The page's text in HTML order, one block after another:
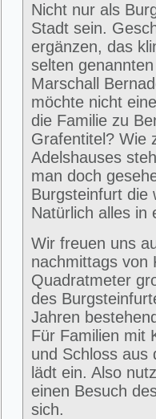
Nicht nur als
Stadt sein.
ergänzen, das
selten
Marschall
möchte nicht
die Familie zu
Grafentitel? Wie
Adelshauses
man doch
Burgsteinfurt die
Natürlich alles in
Wir freuen uns
nachmittags von
Quadratmeter
des
Jahren
Für Familien mit
und Schloss aus
lädt ein. Also
einen Besuch
sich.